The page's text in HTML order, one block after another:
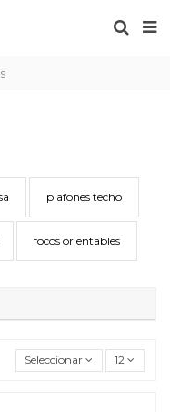
plafones techo
focos orientables
Seleccionar 12